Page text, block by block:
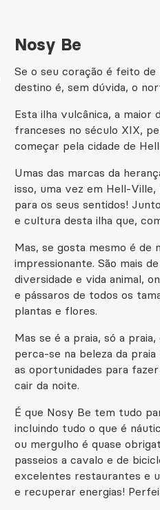
Nosy Be
Se o seu coração é feito
destino é, sem dúvida, o
Esta ilha vulcânica, a maior
franceses no século XIX,
começar pela cidade de
Umas das marcas da
isso, uma vez em Hell-
para os seus sentidos!
e cultura desta ilha que,
Mas, se gosta mesmo é de
impressionante. São mais
diversidade e vida animal,
e pássaros de todos os
plantas e flores.
Mas se é a praia, só a
perca-se na beleza da
as oportunidades para
cair da noite.
É que Nosy Be tem tudo
incluindo tudo o que é
ou mergulho é quase
passeios a cavalo e de
excelentes restaurantes e
e recuperar energias!